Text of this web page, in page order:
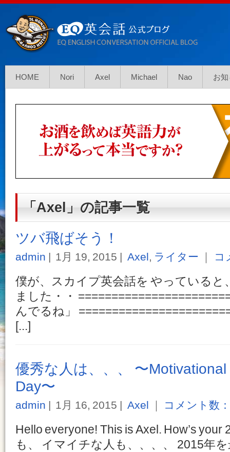
HOME Nori Axel Michael Nao お
「Axel」の記事一覧
ツバ飛ばそう！
admin 1月 19, 2015 Axel, ライター ｜ コ
僕が、スカイプ英会話を やっていると
ました・・
んでるね」
[...]
優秀な人は、、、 〜
Day〜
admin 1月 16, 2015 Axel ｜ コメント数
Hello everyone! This is Axel. How’s
も、 イマイチな人も、、、、 2015年